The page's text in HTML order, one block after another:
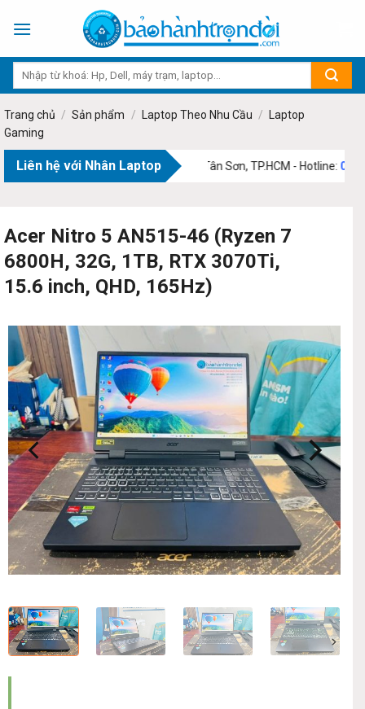
Trang chủ / Sản phẩm / Laptop Theo Nhu Cầu /
Laptop
Gaming
Liên hệ với Nhân Laptop
chỉ:73 Phạm Văn Bạch, Phường Tân Sơn, TP.HCM - Hotline:0707 69
Acer Nitro 5 AN515-46 (Ryzen 7
6800H, 32G, 1TB, RTX 3070Ti,
15.6 inch, QHD, 165Hz)